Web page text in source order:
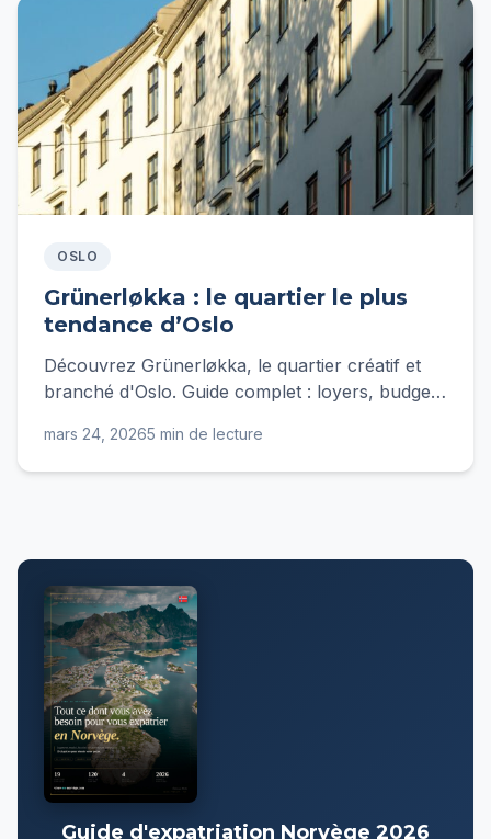
OSLO
Grünerløkka : le quartier le plus
tendance d’Oslo
Découvrez Grünerløkka, le quartier créatif et
branché d'Oslo. Guide complet : loyers, budget,
mars 24, 20265 min de lecture
Guide d'expatriation Norvège 2026